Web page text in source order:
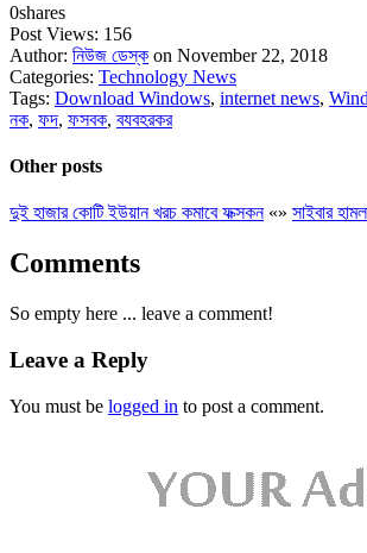
0shares
Post Views: 156
Author: নিউজ ডেস্ক on November 22, 2018
Categories: Technology News
Tags: Download Windows, internet news,
নক, ফদ, ফসবক, বযবহরকর
Other posts
দুই হাজার কোটি ইউয়ান খরচ কমাবে ফক্সকন«» সাইবার
Comments
So empty here ... leave a comment!
Leave a Reply
You must be logged in to post a comment.